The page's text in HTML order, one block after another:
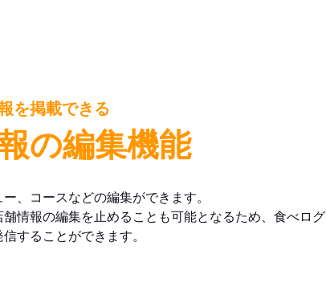
を掲載できる
の編集機能
、コースなどの編集ができます。
情報の編集を止めることも可能となるため、食べログ
することができます。